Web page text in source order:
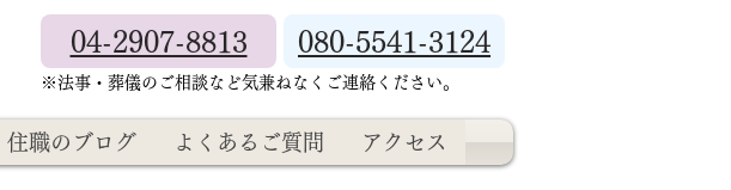
04-2907-8813 080-5541-3124
​※法事・葬儀のご相談など気兼ねなくご連絡ください。
住職のブログ よくあるご質問 アクセス